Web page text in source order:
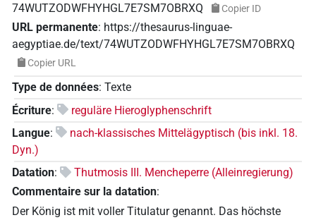
74WUTZODWFHYHGL7E7SM7OBRXQ
Copier ID
URL permanente: https://thesaurus-linguae-
aegyptiae.de/text/74WUTZODWFHYHGL7E7SM7OBRXQ
Copier URL
Type de données: Texte
Écriture:
reguläre Hieroglyphenschrift
Langue:
nach-klassisches Mittelägyptisch (bis inkl. 18.
Dyn.)
Datation:
Thutmosis III. Mencheperre (Alleinregierung)
Commentaire sur la datation:
Der König ist mit voller Titulatur genannt. Das höchste